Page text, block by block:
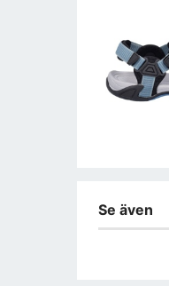
Se även